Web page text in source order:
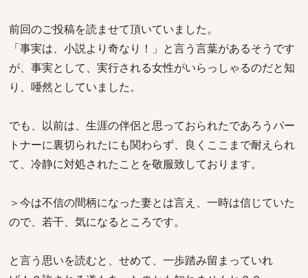
前回のご投稿を読ませて頂いていました。
「事実は、小説より奇なり！」と言う言葉があるそうです
が、事実として、実行される女性がいらっしゃるのだと知
り、唖然としていました。
でも、以前は、生涯の伴侶と思っておられたであろうパー
トナーに裏切られたにも関わらず、良くここまで耐えられ
て、冷静に対処されたことを敬服致しております。
＞今は不信の間柄になった妻とは言え、一時は信じていた
ので、若干、気になるところです。
と言う思いを読むと、せめて、一歩踏み留まっていれ